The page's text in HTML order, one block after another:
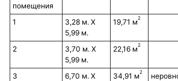
помещения
1
3,28 м. Х
5,99 м.
19,71 м2
2
3,70 м. Х
5,99 м.
22,16 м2
3
6,70 м. Х
34,91 м2